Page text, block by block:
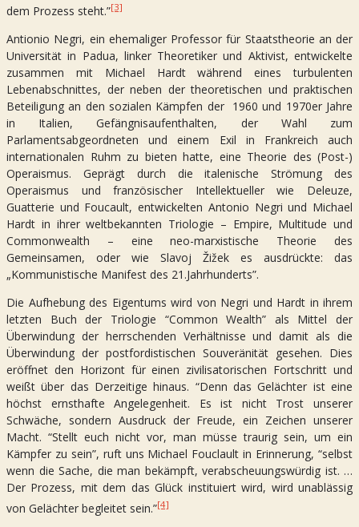
dem Prozess steht.”[3]
Antionio Negri, ein ehemaliger Professor für Staatstheorie an der
Universität in Padua, linker Theoretiker und Aktivist, entwickelte
zusammen mit Michael Hardt während eines turbulenten
Lebenabschnittes, der neben der theoretischen und praktischen
Beteiligung an den sozialen Kämpfen der 1960 und 1970er Jahre
in Italien, Gefängnisaufenthalten, der Wahl zum
Parlamentsabgeordneten und einem Exil in Frankreich auch
internationalen Ruhm zu bieten hatte, eine Theorie des (Post-)
Operaismus. Geprägt durch die italenische Strömung des
Operaismus und französischer Intellektueller wie Deleuze,
Guatterie und Foucault, entwickelten Antonio Negri und Michael
Hardt in ihrer weltbekannten Triologie – Empire, Multitude und
Commonwealth – eine neo-marxistische Theorie des
Gemeinsamen, oder wie Slavoj Žižek es ausdrückte: das
„Kommunistische Manifest des 21.Jahrhunderts”.
Die Aufhebung des Eigentums wird von Negri und Hardt in ihrem
letzten Buch der Triologie “Common Wealth” als Mittel der
Überwindung der herrschenden Verhältnisse und damit als die
Überwindung der postfordistischen Souveränität gesehen. Dies
eröffnet den Horizont für einen zivilisatorischen Fortschritt und
weißt über das Derzeitige hinaus. “Denn das Gelächter ist eine
höchst ernsthafte Angelegenheit. Es ist nicht Trost unserer
Schwäche, sondern Ausdruck der Freude, ein Zeichen unserer
Macht. “Stellt euch nicht vor, man müsse traurig sein, um ein
Kämpfer zu sein”, ruft uns Michael Fouclault in Erinnerung, “selbst
wenn die Sache, die man bekämpft, verabscheuungswürdig ist. …
Der Prozess, mit dem das Glück instituiert wird, wird unablässig
von Gelächter begleitet sein.”[4]